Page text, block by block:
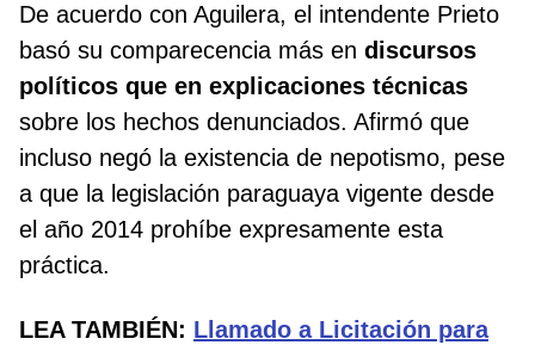
De acuerdo con Aguilera, el intendente Prieto
basó su comparecencia más en discursos
políticos que en explicaciones técnicas
sobre los hechos denunciados. Afirmó que
incluso negó la existencia de nepotismo, pese
a que la legislación paraguaya vigente desde
el año 2014 prohíbe expresamente esta
práctica.
LEA TAMBIÉN: Llamado a Licitación para